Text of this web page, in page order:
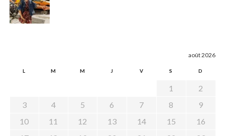
août 2026
L M M J V S D
1
2
3
4 5 6 7 8
9
10
11 12 13 14 15
16